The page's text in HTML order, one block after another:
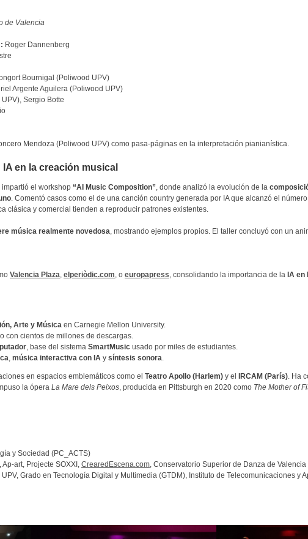
de Valencia
Roger Dannenberg
Bournigal (Poliwood UPV)
Argente Aguilera (Poliwood UPV)
Sergio Botte
Mendoza (Poliwood UPV) como pasa-páginas en la interpretación pianianística.
en la creación musical
el workshop “AI Music Composition”, donde analizó la evolución de la
. Comentó casos como el de una canción country generada por IA que alcanzó el
clásica y comercial tienden a reproducir patrones existentes.
música realmente novedosa, mostrando ejemplos propios. El taller concluyó con un
Valencia Plaza, elperiòdic.com, o europapress, consolidando la importancia de la IA
Arte y Música en Carnegie Mellon University.
con cientos de millones de descargas.
, base del sistema SmartMusic usado por miles de estudiantes.
, música interactiva con IA y síntesis sonora.
en espacios emblemáticos como el Teatro Apollo (Harlem) y el IRCAM (París). Ha
la ópera La Mare dels Peixos, producida en Pittsburgh en 2020 como The Mother of
y Sociedad (PC_ACTS)
, Ap-art, Projecte SOXXI, CrearedEscena.com, Conservatorio Superior de Danza de
Grado en Tecnología Digital y Multimedia (GTDM), Instituto de Telecomunicaciones y